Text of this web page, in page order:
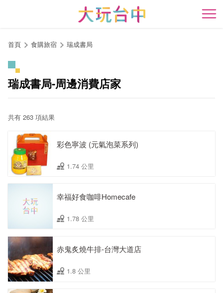
開
首頁 食購旅宿 瑞成書局
瑞成書局-周邊消費店家
共有 263 項結果
彩色寧波 (元氣泡菜系列)
1.74 公里
幸福好食咖啡Homecafe
1.78 公里
赤鬼炙燒牛排-台灣大道店
1.8 公里